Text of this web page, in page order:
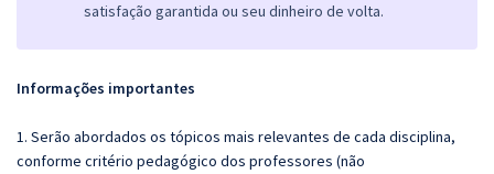
satisfação garantida ou seu dinheiro de volta.
Informações importantes
1. Serão abordados os tópicos mais relevantes de cada disciplina,
conforme critério pedagógico dos professores (não